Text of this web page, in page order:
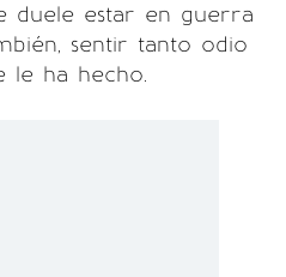
duele estar en guerra
sentir tanto odio
le ha hecho.